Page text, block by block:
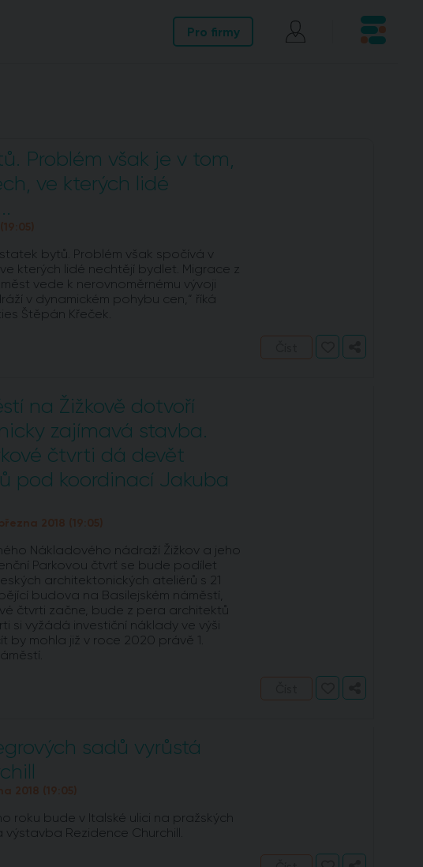
Pro firmy
Problém však je v tom,
ve kterých lidé
bytů. Problém však spočívá v
kterých lidé nechtějí bydlet. Migrace z
vede k nerovnoměrnému vývoji
v dynamickém pohybu cen,“ říká
Štěpán Křeček.
na Žižkově dotvoří
zajímavá stavba.
čtvrti dá devět
pod koordinací Jakuba
2018 (19:05)
Nákladového nádraží Žižkov a jeho
Parkovou čtvrť se bude podílet
architektonických ateliérů s 21
budova na Basilejském náměstí,
čtvrti začne, bude z pera architektů
si vyžádá investiční náklady ve výši
by mohla již v roce 2020 právě 1.
sadů vyrůstá
2018 (19:05)
roku bude v Italské ulici na pražských
Rezidence Churchill.